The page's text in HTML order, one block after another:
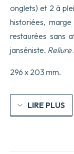
onglets) et 2 à
historiées,
restaurées sans
janséniste.
296 x 203 mm.
LIRE PLUS